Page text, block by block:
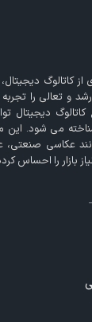
ازکاتالوگ دیجیتال
و تعالی را
دیجیتال
می‌ شود. این
عکاسی
بازار را احساس